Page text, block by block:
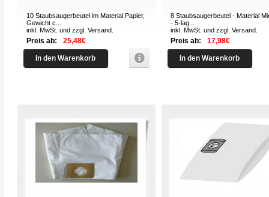
10 Staubsaugerbeutel im Material Papier,
Gewicht c...
inkl. MwSt. und zzgl.Versand
Preis ab: 25,48€
In den Warenkorb
8 Staubsaugerbeutel - Material
- 5-lag...
inkl. MwSt. und zzgl.Versand
Preis ab: 17,98€
In den Warenkorb